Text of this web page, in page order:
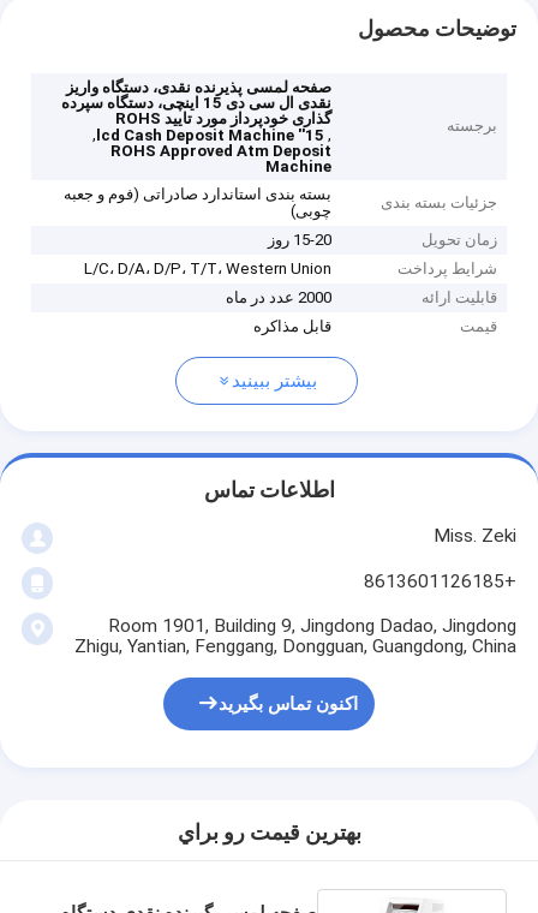
توضیحات محصول
برجسته
صفحه لمسی پذیرنده نقدی، دستگاه واریز
نقدی ال سی دی 15 اینچی، دستگاه سپرده
گذاری خودپرداز مورد تایید ROHS
,
15'' lcd Cash Deposit Machine
,
ROHS Approved Atm Deposit
Machine
جزئیات بسته بندی
بسته بندی استاندارد صادراتی (فوم و جعبه
چوبی)
زمان تحویل
15-20 روز
شرایط پرداخت
L/C، D/A، D/P، T/T، Western Union
قابلیت ارائه
2000 عدد در ماه
قیمت
قابل مذاکره
بیشتر ببینید
اطلاعات تماس
Miss. Zeki
+8613601126185
Room 1901, Building 9, Jingdong Dadao, Jingdong
Zhigu, Yantian, Fenggang, Dongguan, Guangdong, China
اکنون تماس بگیرید
بهترين قيمت رو براي